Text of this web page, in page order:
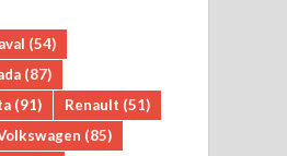
(54)
(87)
(91) Renault (51)
(85)